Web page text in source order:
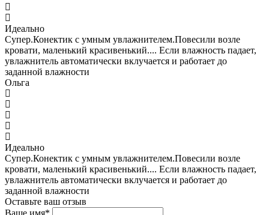
Идеально
Супер.Конектик с умным увлажнителем.Повесили возле
кровати, маленький красивенький.... Если влажность падает,
увлажнитель автоматически вклучается и работает до
заданной влажности
Ольга
Идеально
Супер.Конектик с умным увлажнителем.Повесили возле
кровати, маленький красивенький.... Если влажность падает,
увлажнитель автоматически вклучается и работает до
заданной влажности
Оставьте ваш отзыв
Ваше имя*